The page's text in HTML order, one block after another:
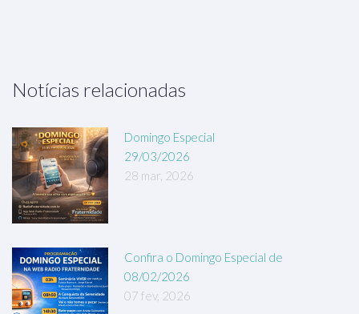
Notícias relacionadas
Domingo Especial
29/03/2026
28 mar, 2026
Confira o Domingo Especial de
08/02/2026
07 fev, 2026